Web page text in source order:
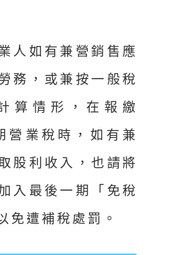
人如有兼營銷售應
務，或兼按一般稅
算情形，在報繳
營業稅時，如有兼
股利收入，也請將
入最後一期「免稅
免遭補稅處罰。